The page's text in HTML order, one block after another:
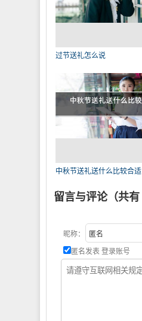
过节送礼怎么说
中秋节送礼送什么比较合适
留言与评论（共有
昵称：
匿名发表 登录账号